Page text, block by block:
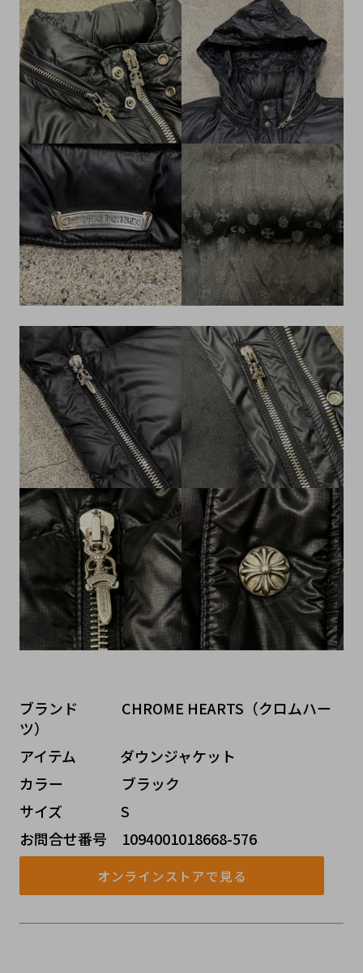
ブランド   CHROME HEARTS（クロムハー
ツ）
アイテム   ダウンジャケット
カラー    ブラック
サイズ    S
お問合せ番号 1094001018668-576
オンラインストアで見る